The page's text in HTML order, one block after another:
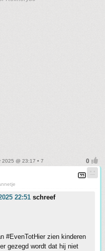
2025 @ 23:17 • 7
22:51 schreef
#EvenTotHier zien kinderen
gezegd wordt dat hij niet